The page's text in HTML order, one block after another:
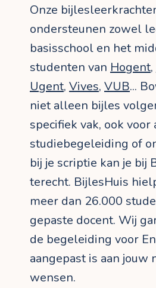
Onze
ondersteunen zowel
basisschool en het
studenten van Hogent,
Ugent, Vives, VUB...
niet alleen bijles
specifiek vak, ook voor
studiebegeleiding of
bij je scriptie kan je bij
terecht. BijlesHuis
meer dan 26.000
gepaste docent. Wij
de begeleiding voor
aangepast is aan jouw
wensen.